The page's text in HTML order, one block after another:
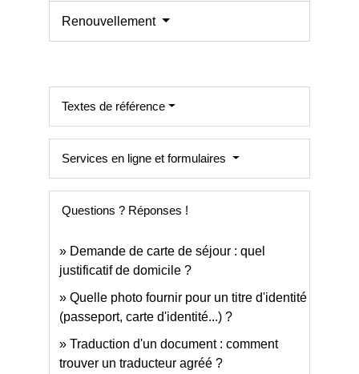
Renouvellement
Textes de référence
Services en ligne et formulaires
Questions ? Réponses !
Demande de carte de séjour : quel
justificatif de domicile ?
Quelle photo fournir pour un titre d'identité
(passeport, carte d'identité...) ?
Traduction d'un document : comment
trouver un traducteur agréé ?